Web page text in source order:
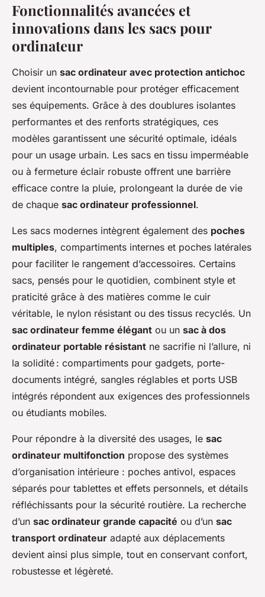
Fonctionnalités avancées et
innovations dans les sacs pour
ordinateur
Choisir un sac ordinateur avec protection antichoc
devient incontournable pour protéger efficacement
ses équipements. Grâce à des doublures isolantes
performantes et des renforts stratégiques, ces
modèles garantissent une sécurité optimale, idéals
pour un usage urbain. Les sacs en tissu imperméable
ou à fermeture éclair robuste offrent une barrière
efficace contre la pluie, prolongeant la durée de vie
de chaque sac ordinateur professionnel.
Les sacs modernes intègrent également des poches
multiples, compartiments internes et poches latérales
pour faciliter le rangement d’accessoires. Certains
sacs, pensés pour le quotidien, combinent style et
praticité grâce à des matières comme le cuir
véritable, le nylon résistant ou des tissus recyclés. Un
sac ordinateur femme élégant ou un sac à dos
ordinateur portable résistant ne sacrifie ni l’allure, ni
la solidité : compartiments pour gadgets, porte-
documents intégré, sangles réglables et ports USB
intégrés répondent aux exigences des professionnels
ou étudiants mobiles.
Pour répondre à la diversité des usages, le sac
ordinateur multifonction propose des systèmes
d’organisation intérieure : poches antivol, espaces
séparés pour tablettes et effets personnels, et détails
réfléchissants pour la sécurité routière. La recherche
d’un sac ordinateur grande capacité ou d’un sac
transport ordinateur adapté aux déplacements
devient ainsi plus simple, tout en conservant confort,
robustesse et légèreté.